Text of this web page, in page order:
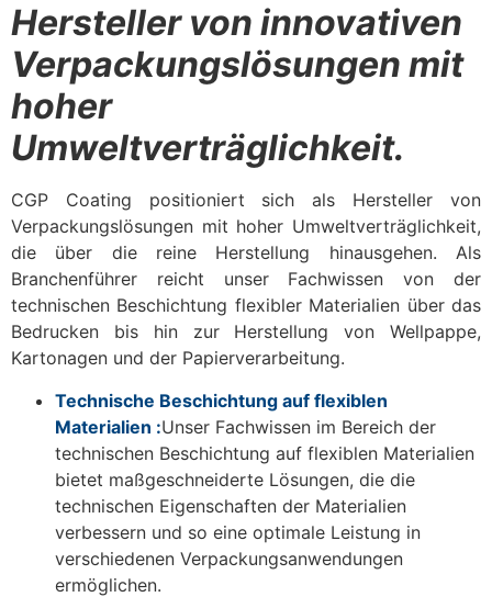
Hersteller von innovativen
Verpackungslösungen mit
hoher
Umweltverträglichkeit.
CGP Coating positioniert sich als Hersteller von
Verpackungslösungen mit hoher Umweltverträglichkeit,
die über die reine Herstellung hinausgehen. Als
Branchenführer reicht unser Fachwissen von der
technischen Beschichtung flexibler Materialien über das
Bedrucken bis hin zur Herstellung von Wellpappe,
Kartonagen und der Papierverarbeitung.
Technische Beschichtung auf flexiblen
Materialien :Unser Fachwissen im Bereich der
technischen Beschichtung auf flexiblen Materialien
bietet maßgeschneiderte Lösungen, die die
technischen Eigenschaften der Materialien
verbessern und so eine optimale Leistung in
verschiedenen Verpackungsanwendungen
ermöglichen.